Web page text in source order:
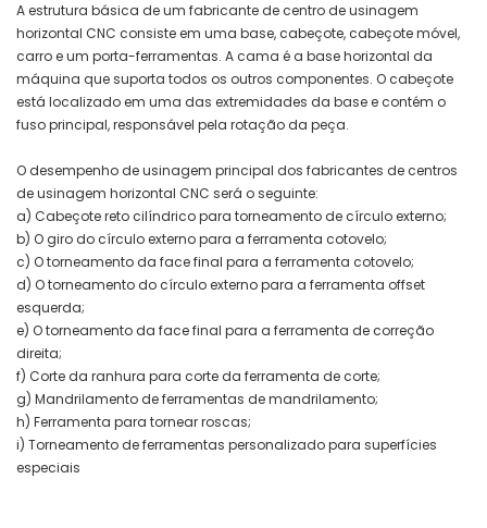
A estrutura básica de um fabricante de centro de usinagem
horizontal CNC consiste em uma base, cabeçote, cabeçote móvel,
carro e um porta-ferramentas. A cama é a base horizontal da
máquina que suporta todos os outros componentes. O cabeçote
está localizado em uma das extremidades da base e contém o
fuso principal, responsável pela rotação da peça.
O desempenho de usinagem principal dos fabricantes de centros
de usinagem horizontal CNC será o seguinte:
a) Cabeçote reto cilíndrico para torneamento de círculo externo;
b) O giro do círculo externo para a ferramenta cotovelo;
c) O torneamento da face final para a ferramenta cotovelo;
d) O torneamento do círculo externo para a ferramenta offset
esquerda;
e) O torneamento da face final para a ferramenta de correção
direita;
f) Corte da ranhura para corte da ferramenta de corte;
g) Mandrilamento de ferramentas de mandrilamento;
h) Ferramenta para tornear roscas;
i) Torneamento de ferramentas personalizado para superfícies
especiais